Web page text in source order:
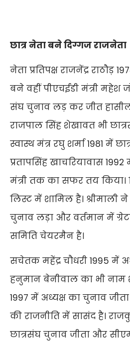
छात्र नेता बने दिग्गज राजनेता
नेता प्रतिपक्ष राजनेंद्र राठौड़
बने वहीं पीएचईडी मंत्री महेश
संघ चुनाव लड़ कर जीत हासील
राजपाल सिंह शेखावत भी
स्वास्थ मंत्र रघु शर्मा 1981 में
प्रतापसिंह खाचरियावास
मंत्री तक का सफर तय किया।
लिस्ट में शामिल है। श्रीमाली
चुनाव लड़ा और वर्तमान में
समिति चेयरमैन है।
सचेतक महेंद्र चौधरी 1995 में
हनुमान बेनीवाल का भी नाम
1997 में अध्यक्ष का चुनाव
की राजनीति में सासंद है।
छात्रसंघ चुनाव जीता और